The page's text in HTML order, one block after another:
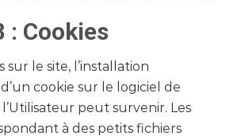
: Cookies
sur le site, l’installation
cookie sur le logiciel de
peut survenir. Les
à des petits fichiers